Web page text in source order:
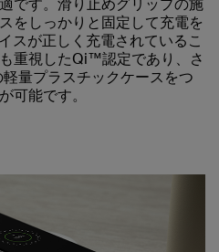
です。滑り止めグリップの施
をしっかりと固定して充電を
スが正しく充電されているこ
重視したQi™認定であり、さ
量プラスチックケースをつ
可能です。